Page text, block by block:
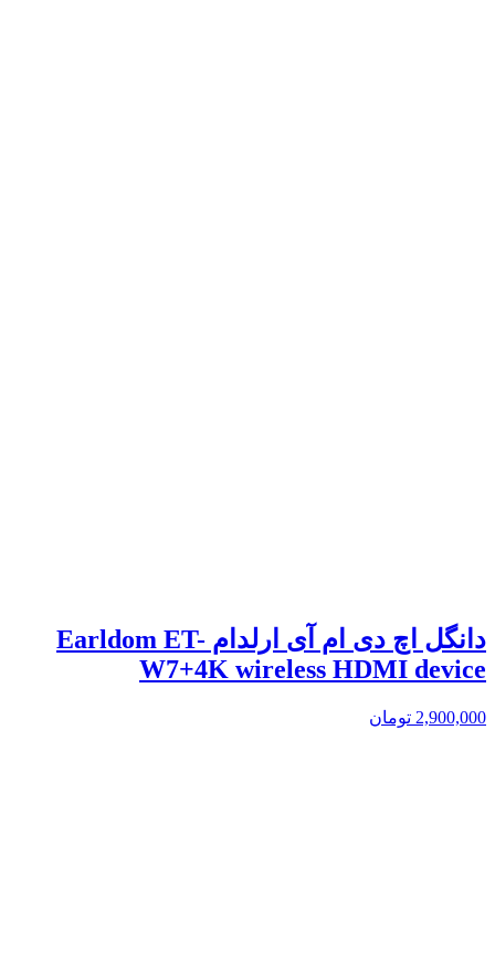
دانگل اچ دی ام آی ارلدام Earldom ET-
W7+4K wireless HDMI device
2,900,000 تومان